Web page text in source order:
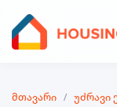
მთავარი
უძრავი